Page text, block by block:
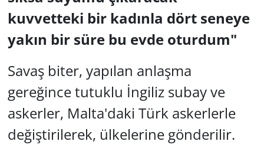
kuvvetteki bir kadınla dört seneye
yakın bir süre bu evde oturdum"
Savaş biter, yapılan anlaşma
gereğince tutuklu İngiliz subay ve
askerler, Malta'daki Türk askerlerle
değiştirilerek, ülkelerine gönderilir.